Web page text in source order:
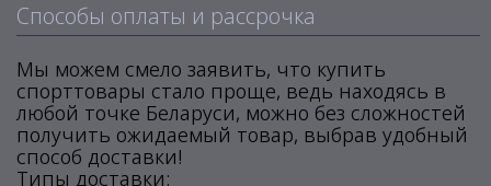
Способы оплаты и рассрочка
Мы можем смело заявить, что купить
спорттовары стало проще, ведь находясь в
любой точке Беларуси, можно без сложностей
получить ожидаемый товар, выбрав удобный
способ доставки!
Типы доставки: